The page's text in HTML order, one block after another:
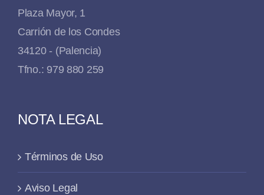
Plaza Mayor, 1
Carrión de los Condes
34120 - (Palencia)
Tfno.: 979 880 259
NOTA LEGAL
Términos de Uso
Aviso Legal